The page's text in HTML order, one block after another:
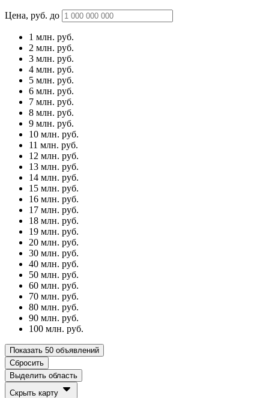
Цена, руб. до
1 млн. руб.
2 млн. руб.
3 млн. руб.
4 млн. руб.
5 млн. руб.
6 млн. руб.
7 млн. руб.
8 млн. руб.
9 млн. руб.
10 млн. руб.
11 млн. руб.
12 млн. руб.
13 млн. руб.
14 млн. руб.
15 млн. руб.
16 млн. руб.
17 млн. руб.
18 млн. руб.
19 млн. руб.
20 млн. руб.
30 млн. руб.
40 млн. руб.
50 млн. руб.
60 млн. руб.
70 млн. руб.
80 млн. руб.
90 млн. руб.
100 млн. руб.
Показать 50 объявлений
Сбросить
Выделить область
Скрыть карту